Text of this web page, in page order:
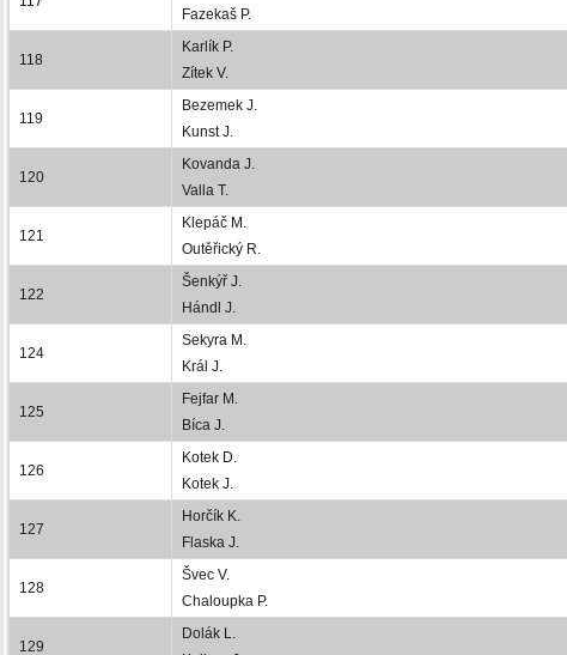
Fazekaš P.
118
Karlík P.
Zítek V.
119
Bezemek J.
Kunst J.
120
Kovanda J.
Valla T.
121
Klepáč M.
Outěřický R.
122
Šenkýř J.
Hándl J.
124
Sekyra M.
Král J.
125
Fejfar M.
Bíca J.
126
Kotek D.
Kotek J.
127
Horčík K.
Flaska J.
128
Švec V.
Chaloupka P.
129
Dolák L.